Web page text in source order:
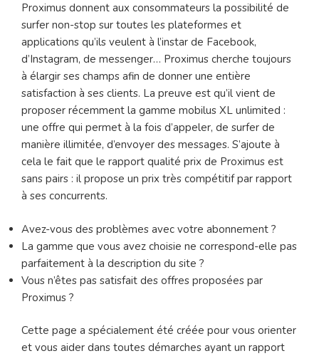
Proximus donnent aux consommateurs la possibilité de
surfer non-stop sur toutes les plateformes et
applications qu’ils veulent à l’instar de Facebook,
d’Instagram, de messenger… Proximus cherche toujours
à élargir ses champs afin de donner une entière
satisfaction à ses clients. La preuve est qu’il vient de
proposer récemment la gamme mobilus XL unlimited :
une offre qui permet à la fois d’appeler, de surfer de
manière illimitée, d’envoyer des messages. S’ajoute à
cela le fait que le rapport qualité prix de Proximus est
sans pairs : il propose un prix très compétitif par rapport
à ses concurrents.
Avez-vous des problèmes avec votre abonnement ?
La gamme que vous avez choisie ne correspond-elle pas
parfaitement à la description du site ?
Vous n’êtes pas satisfait des offres proposées par
Proximus ?
Cette page a spécialement été créée pour vous orienter
et vous aider dans toutes démarches ayant un rapport